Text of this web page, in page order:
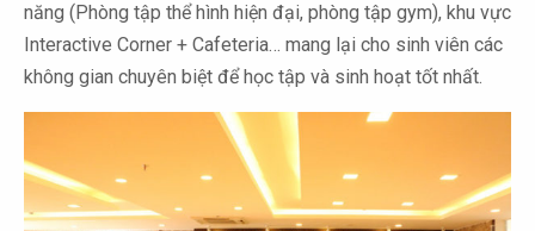
năng (Phòng tập thể hình hiện đại, phòng tập gym), khu vực
Interactive Corner + Cafeteria… mang lại cho sinh viên các
không gian chuyên biệt để học tập và sinh hoạt tốt nhất.